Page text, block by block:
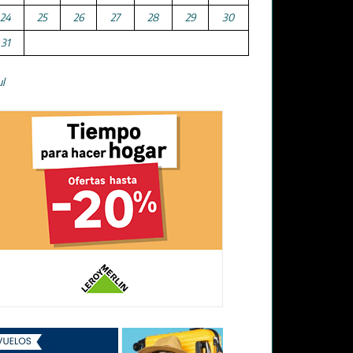
24 25 26 27 28 29
30
31